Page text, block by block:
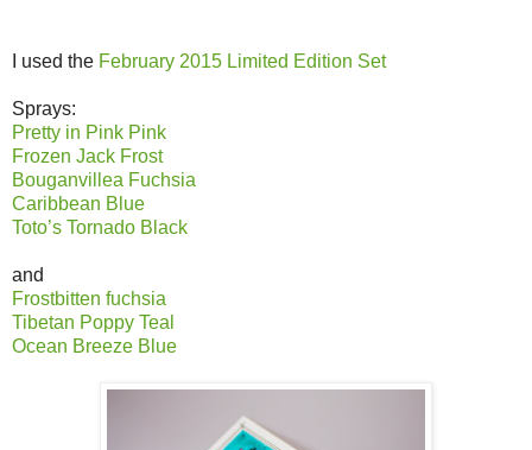
I used the February 2015 Limited Edition Set
Sprays:
Pretty in Pink Pink
Frozen Jack Frost
Bouganvillea Fuchsia
Caribbean Blue
Toto’s Tornado Black
and
Frostbitten fuchsia
Tibetan Poppy Teal
Ocean Breeze Blue